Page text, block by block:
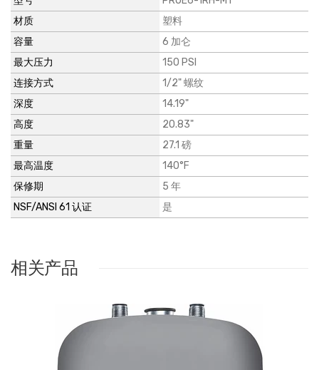
材质
塑料
容量
6 加仑
最大压力
150 PSI
连接方式
1/2" 螺纹
深度
14.19"
高度
20.83"
重量
27.1 磅
最高温度
140°F
保修期
5 年
NSF/ANSI 61 认证
是
相关产品